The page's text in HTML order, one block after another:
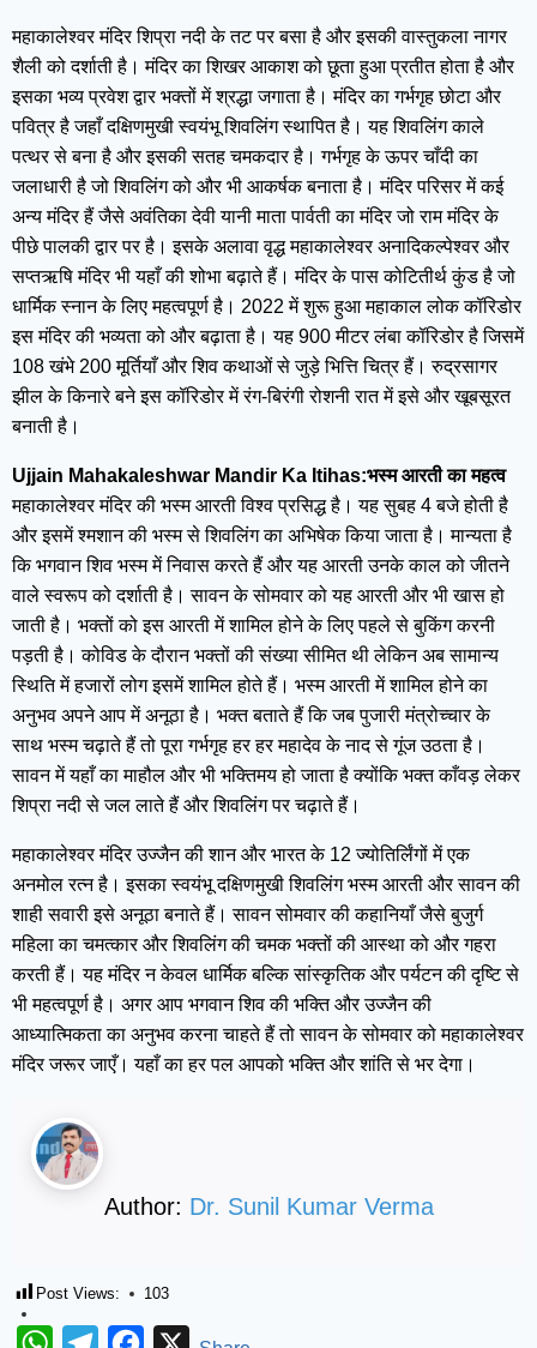
महाकालेश्वर मंदिर शिप्रा नदी के तट पर बसा है और इसकी वास्तुकला नागर
शैली को दर्शाती है। मंदिर का शिखर आकाश को छूता हुआ प्रतीत होता है और
इसका भव्य प्रवेश द्वार भक्तों में श्रद्धा जगाता है। मंदिर का गर्भगृह छोटा और
पवित्र है जहाँ दक्षिणमुखी स्वयंभू शिवलिंग स्थापित है। यह शिवलिंग काले
पत्थर से बना है और इसकी सतह चमकदार है। गर्भगृह के ऊपर चाँदी का
जलाधारी है जो शिवलिंग को और भी आकर्षक बनाता है। मंदिर परिसर में कई
अन्य मंदिर हैं जैसे अवंतिका देवी यानी माता पार्वती का मंदिर जो राम मंदिर के
पीछे पालकी द्वार पर है। इसके अलावा वृद्ध महाकालेश्वर अनादिकल्पेश्वर और
सप्तऋषि मंदिर भी यहाँ की शोभा बढ़ाते हैं। मंदिर के पास कोटितीर्थ कुंड है जो
धार्मिक स्नान के लिए महत्वपूर्ण है। 2022 में शुरू हुआ महाकाल लोक कॉरिडोर
इस मंदिर की भव्यता को और बढ़ाता है। यह 900 मीटर लंबा कॉरिडोर है जिसमें
108 खंभे 200 मूर्तियाँ और शिव कथाओं से जुड़े भित्ति चित्र हैं। रुद्रसागर
झील के किनारे बने इस कॉरिडोर में रंग-बिरंगी रोशनी रात में इसे और खूबसूरत
बनाती है।
Ujjain Mahakaleshwar Mandir Ka Itihas:भस्म आरती का महत्व
महाकालेश्वर मंदिर की भस्म आरती विश्व प्रसिद्ध है। यह सुबह 4 बजे होती है
और इसमें श्मशान की भस्म से शिवलिंग का अभिषेक किया जाता है। मान्यता है
कि भगवान शिव भस्म में निवास करते हैं और यह आरती उनके काल को जीतने
वाले स्वरूप को दर्शाती है। सावन के सोमवार को यह आरती और भी खास हो
जाती है। भक्तों को इस आरती में शामिल होने के लिए पहले से बुकिंग करनी
पड़ती है। कोविड के दौरान भक्तों की संख्या सीमित थी लेकिन अब सामान्य
स्थिति में हजारों लोग इसमें शामिल होते हैं। भस्म आरती में शामिल होने का
अनुभव अपने आप में अनूठा है। भक्त बताते हैं कि जब पुजारी मंत्रोच्चार के
साथ भस्म चढ़ाते हैं तो पूरा गर्भगृह हर हर महादेव के नाद से गूंज उठता है।
सावन में यहाँ का माहौल और भी भक्तिमय हो जाता है क्योंकि भक्त काँवड़ लेकर
शिप्रा नदी से जल लाते हैं और शिवलिंग पर चढ़ाते हैं।
महाकालेश्वर मंदिर उज्जैन की शान और भारत के 12 ज्योतिर्लिंगों में एक
अनमोल रत्न है। इसका स्वयंभू दक्षिणमुखी शिवलिंग भस्म आरती और सावन की
शाही सवारी इसे अनूठा बनाते हैं। सावन सोमवार की कहानियाँ जैसे बुजुर्ग
महिला का चमत्कार और शिवलिंग की चमक भक्तों की आस्था को और गहरा
करती हैं। यह मंदिर न केवल धार्मिक बल्कि सांस्कृतिक और पर्यटन की दृष्टि से
भी महत्वपूर्ण है। अगर आप भगवान शिव की भक्ति और उज्जैन की
आध्यात्मिकता का अनुभव करना चाहते हैं तो सावन के सोमवार को महाकालेश्वर
मंदिर जरूर जाएँ। यहाँ का हर पल आपको भक्ति और शांति से भर देगा।
Author: Dr. Sunil Kumar Verma
Post Views: 103
WhatsAppTelegramFacebook
X